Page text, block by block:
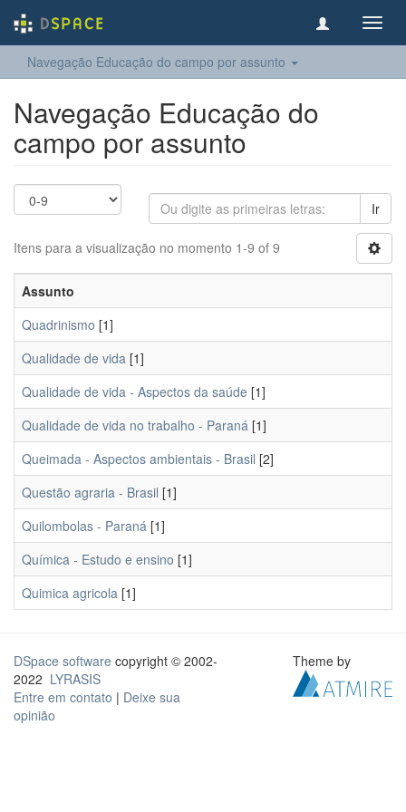
Navegação Educação do campo por assunto
Navegação Educação do
campo por assunto
Ir
Itens para a visualização no momento 1-9 of 9
Assunto
Quadrinismo [1]
Qualidade de vida [1]
Qualidade de vida - Aspectos da saúde [1]
Qualidade de vida no trabalho - Paraná [1]
Queimada - Aspectos ambientais - Brasil [2]
Questão agraria - Brasil [1]
Quilombolas - Paraná [1]
Química - Estudo e ensino [1]
Quimica agricola [1]
DSpace software copyright © 2002-
2022 LYRASIS
Entre em contato | Deixe sua
opinião
Theme by